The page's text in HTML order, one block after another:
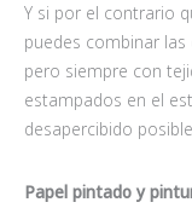
Y si por el contrario
puedes combinar
pero siempre con
estampados en el
desapercibido
Papel pintado y